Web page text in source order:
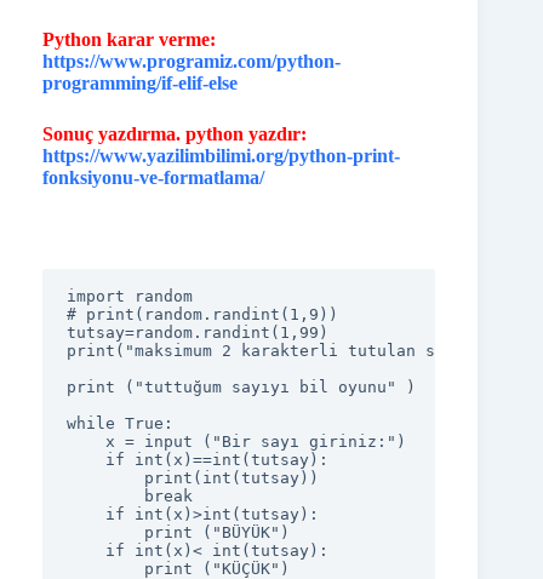
Python karar verme:
https://www.programiz.com/python-
programming/if-elif-else
Sonuç yazdırma. python yazdır:
https://www.yazilimbilimi.org/python-print-
fonksiyonu-ve-formatlama/
import random
# print(random.randint(1,9))
tutsay=random.randint(1,99)
print("maksimum 2 karakterli tutulan sayı
print ("tuttuğum sayıyı bil oyunu" )
while True:
    x = input ("Bir sayı giriniz:")
    if int(x)==int(tutsay):
        print(int(tutsay))
        break
    if int(x)>int(tutsay):
        print ("BÜYÜK")
    if int(x)< int(tutsay):